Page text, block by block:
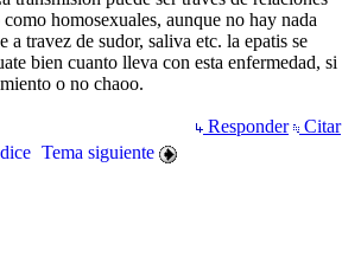
homosexuales, aunque no hay nada
a travez de sudor, saliva etc. la epatis se
bien cuanto lleva con esta enfermedad, si
o no chaoo.
Responder
Citar
Tema siguiente